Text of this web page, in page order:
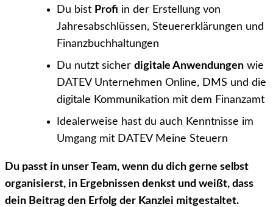
Du bist Profi in der Erstellung von
Jahresabschlüssen, Steuererklärungen und
Finanzbuchhaltungen
Du nutzt sicher digitale Anwendungen wie
DATEV Unternehmen Online, DMS und die
digitale Kommunikation mit dem Finanzamt
Idealerweise hast du auch Kenntnisse im
Umgang mit DATEV Meine Steuern
Du passt in unser Team, wenn du dich gerne selbst
organisierst, in Ergebnissen denkst und weißt, dass
dein Beitrag den Erfolg der Kanzlei mitgestaltet.